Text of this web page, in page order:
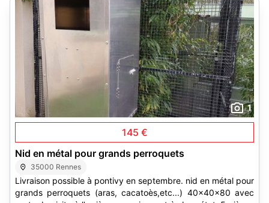
1
145 €
Nid en métal pour grands perroquets
35000 Rennes
Livraison possible à pontivy en septembre. nid en métal pour
grands perroquets (aras, cacatoès,etc...) 40x40x80 avec